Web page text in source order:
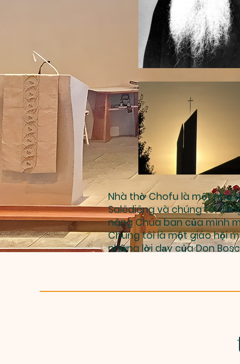
Nhà thờ Chofu là một nhà
Salêdiêng và chúng tôi
năng Chúa ban của mình
Chúng tôi là một giáo hội
những lời dạy của Don